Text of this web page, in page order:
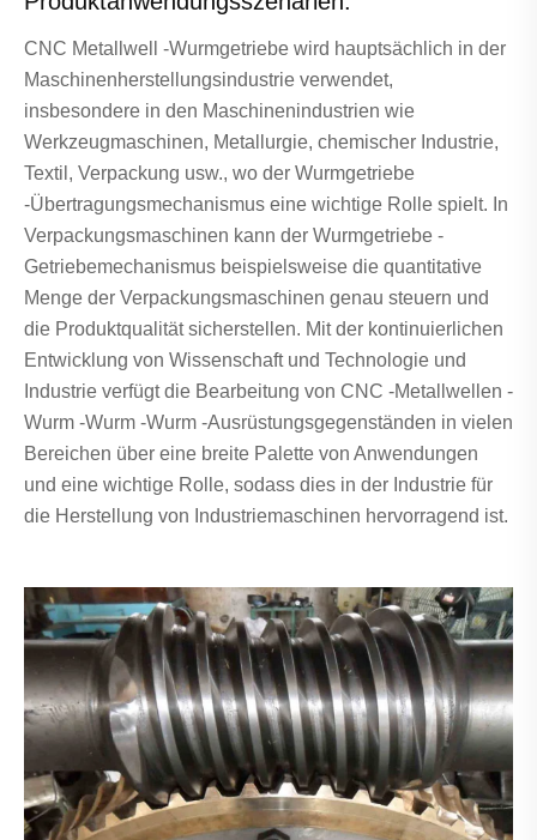
CNC Metallwell -Wurmgetriebe wird hauptsächlich in der
Maschinenherstellungsindustrie verwendet,
insbesondere in den Maschinenindustrien wie
Werkzeugmaschinen, Metallurgie, chemischer Industrie,
Textil, Verpackung usw., wo der Wurmgetriebe
-Übertragungsmechanismus eine wichtige Rolle spielt. In
Verpackungsmaschinen kann der Wurmgetriebe -
Getriebemechanismus beispielsweise die quantitative
Menge der Verpackungsmaschinen genau steuern und
die Produktqualität sicherstellen. Mit der kontinuierlichen
Entwicklung von Wissenschaft und Technologie und
Industrie verfügt die Bearbeitung von CNC -Metallwellen -
Wurm -Wurm -Wurm -Ausrüstungsgegenständen in vielen
Bereichen über eine breite Palette von Anwendungen
und eine wichtige Rolle, sodass dies in der Industrie für
die Herstellung von Industriemaschinen hervorragend ist.